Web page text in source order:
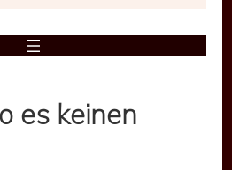
es keinen